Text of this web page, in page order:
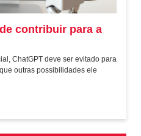
contribuir para a
ChatGPT deve ser evitado para
outras possibilidades ele